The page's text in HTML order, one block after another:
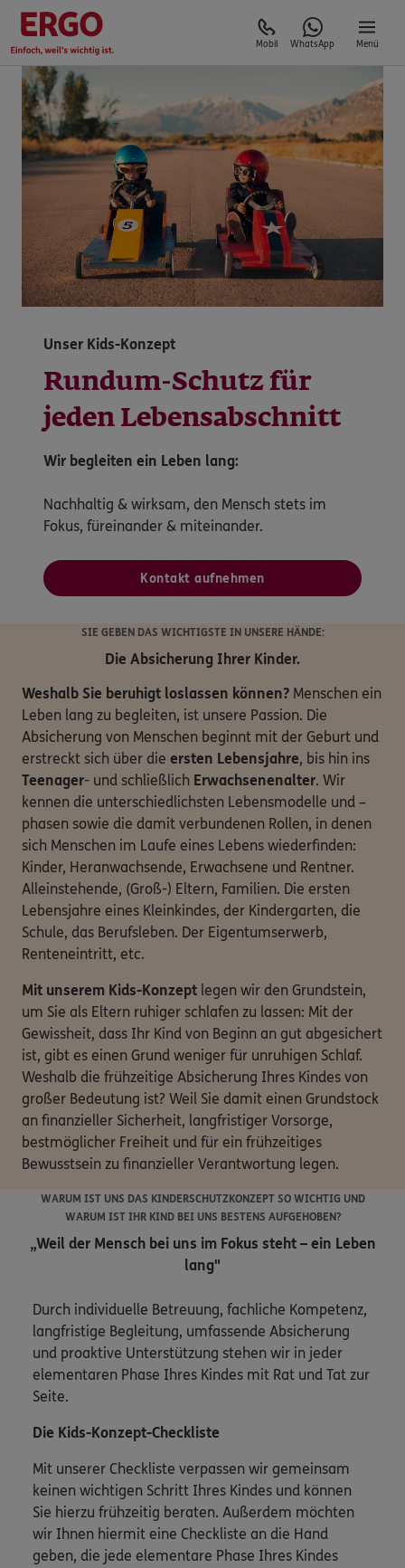
Mobil WhatsApp Menü
Unser Kids-Konzept
Rundum-Schutz für
jeden Lebensabschnitt
Wir begleiten ein Leben lang:
Nachhaltig & wirksam, den Mensch stets im
Fokus, füreinander & miteinander.
Kontakt aufnehmen
SIE GEBEN DAS WICHTIGSTE IN UNSERE HÄNDE:
Die Absicherung Ihrer Kinder.
Weshalb Sie beruhigt loslassen können? Menschen ein
Leben lang zu begleiten, ist unsere Passion. Die
Absicherung von Menschen beginnt mit der Geburt und
erstreckt sich über die ersten Lebensjahre, bis hin ins
Teenager- und schließlich Erwachsenenalter. Wir
kennen die unterschiedlichsten Lebensmodelle und –
phasen sowie die damit verbundenen Rollen, in denen
sich Menschen im Laufe eines Lebens wiederfinden:
Kinder, Heranwachsende, Erwachsene und Rentner.
Alleinstehende, (Groß-) Eltern, Familien. Die ersten
Lebensjahre eines Kleinkindes, der Kindergarten, die
Schule, das Berufsleben. Der Eigentumserwerb,
Renteneintritt, etc.
Mit unserem Kids-Konzept legen wir den Grundstein,
um Sie als Eltern ruhiger schlafen zu lassen: Mit der
Gewissheit, dass Ihr Kind von Beginn an gut abgesichert
ist, gibt es einen Grund weniger für unruhigen Schlaf.
Weshalb die frühzeitige Absicherung Ihres Kindes von
großer Bedeutung ist? Weil Sie damit einen Grundstock
an finanzieller Sicherheit, langfristiger Vorsorge,
bestmöglicher Freiheit und für ein frühzeitiges
Bewusstsein zu finanzieller Verantwortung legen.
WARUM IST UNS DAS KINDERSCHUTZKONZEPT SO WICHTIG UND
WARUM IST IHR KIND BEI UNS BESTENS AUFGEHOBEN?
„Weil der Mensch bei uns im Fokus steht – ein Leben
lang"
Durch individuelle Betreuung, fachliche Kompetenz,
langfristige Begleitung, umfassende Absicherung
und proaktive Unterstützung stehen wir in jeder
elementaren Phase Ihres Kindes mit Rat und Tat zur
Seite.
Die Kids-Konzept-Checkliste
Mit unserer Checkliste verpassen wir gemeinsam
keinen wichtigen Schritt Ihres Kindes und können
Sie hierzu frühzeitig beraten. Außerdem möchten
wir Ihnen hiermit eine Checkliste an die Hand
geben, die jede elementare Phase Ihres Kindes